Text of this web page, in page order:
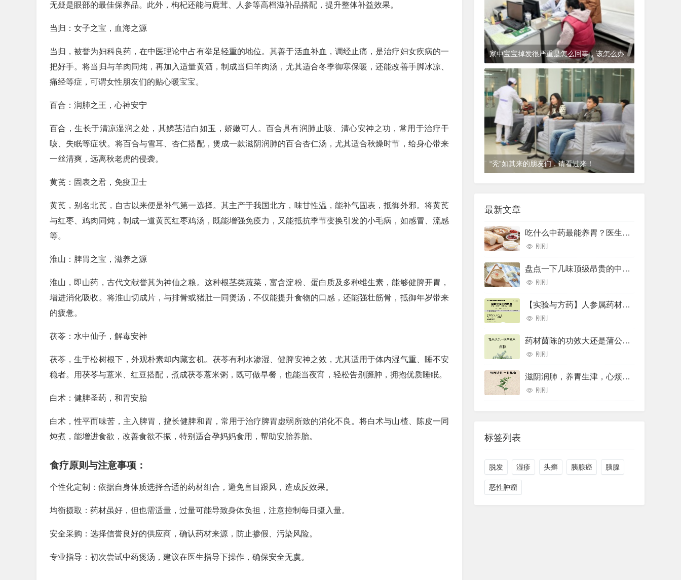
无疑是眼部的最佳保养品。此外，枸杞还能与鹿茸、人参等高档滋补品搭配，提升整体补益效果。
当归：女子之宝，血海之源
当归，被誉为妇科良药，在中医理论中占有举足轻重的地位。其善于活血补血，调经止痛，是治疗妇女疾病的一
把好手。将当归与羊肉同炖，再加入适量黄酒，制成当归羊肉汤，尤其适合冬季御寒保暖，还能改善手脚冰凉、
痛经等症，可谓女性朋友们的贴心暖宝宝。
百合：润肺之王，心神安宁
百合，生长于清凉湿润之处，其鳞茎洁白如玉，娇嫩可人。百合具有润肺止咳、清心安神之功，常用于治疗干
咳、失眠等症状。将百合与雪耳、杏仁搭配，煲成一款滋阴润肺的百合杏仁汤，尤其适合秋燥时节，给身心带来
一丝清爽，远离秋老虎的侵袭。
黄芪：固表之君，免疫卫士
黄芪，别名北芪，自古以来便是补气第一选择。其主产于我国北方，味甘性温，能补气固表，抵御外邪。将黄芪
与红枣、鸡肉同炖，制成一道黄芪红枣鸡汤，既能增强免疫力，又能抵抗季节变换引发的小毛病，如感冒、流感
等。
淮山：脾胃之宝，滋养之源
淮山，即山药，古代文献誉其为神仙之粮。这种根茎类蔬菜，富含淀粉、蛋白质及多种维生素，能够健脾开胃，
增进消化吸收。将淮山切成片，与排骨或猪肚一同煲汤，不仅能提升食物的口感，还能强壮筋骨，抵御年岁带来
的疲惫。
茯苓：水中仙子，解毒安神
茯苓，生于松树根下，外观朴素却内藏玄机。茯苓有利水渗湿、健脾安神之效，尤其适用于体内湿气重、睡不安
稳者。用茯苓与薏米、红豆搭配，煮成茯苓薏米粥，既可做早餐，也能当夜宵，轻松告别臃肿，拥抱优质睡眠。
白术：健脾圣药，和胃安胎
白术，性平而味苦，主入脾胃，擅长健脾和胃，常用于治疗脾胃虚弱所致的消化不良。将白术与山楂、陈皮一同
炖煮，能增进食欲，改善食欲不振，特别适合孕妈妈食用，帮助安胎养胎。
食疗原则与注意事项：
个性化定制：依据自身体质选择合适的药材组合，避免盲目跟风，造成反效果。
均衡摄取：药材虽好，但也需适量，过量可能导致身体负担，注意控制每日摄入量。
安全采购：选择信誉良好的供应商，确认药材来源，防止掺假、污染风险。
专业指导：初次尝试中药煲汤，建议在医生指导下操作，确保安全无虞。
家中宝宝掉发很严重是怎么回事，该怎么办
1年前(2024-12-06) 皮肤科
“秃”如其来的朋友们，请看过来！
最新文章
吃什么中药最能养胃？医生推荐了10种——
刚刚
盘点一下几味顶级昂贵的中药材
刚刚
【实验与方药】人参属药材的差示扫描量热法鉴别研究
刚刚
药材茵陈的功效大还是蒲公英的功效大(药材草果功效(药材草果功效与作用))
刚刚
滋阴润肺，养胃生津，心烦口罩，睡眠不好用的一个中药煮水喝就可以
刚刚
标签列表
脱发 湿疹 头癣 胰腺癌 胰腺
恶性肿瘤